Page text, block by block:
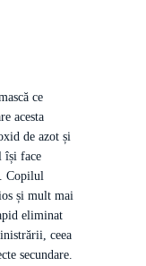
ce
acesta
de azot și
își face
Copilul
și mult mai
eliminat
ceea
secundare.